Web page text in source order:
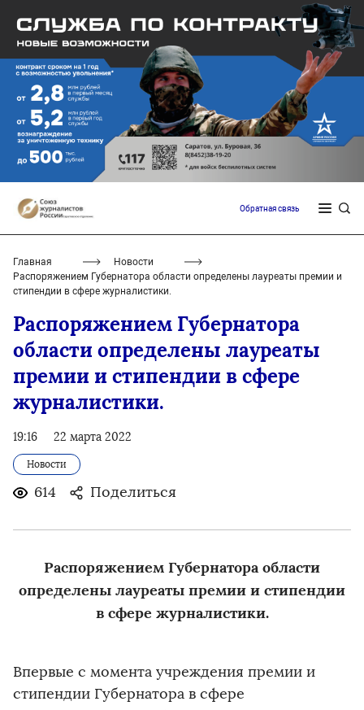
Обратная связь
Главная
Новости
Распоряжением Губернатора области определены лауреаты премии и
стипендии в сфере журналистики.
Распоряжением Губернатора
области определены лауреаты
премии и стипендии в сфере
журналистики.
19:16 22 марта 2022
Новости
614 Поделиться
Распоряжением Губернатора области
определены лауреаты премии и стипендии
в сфере журналистики.
Впервые с момента учреждения премии и
стипендии Губернатора в сфере